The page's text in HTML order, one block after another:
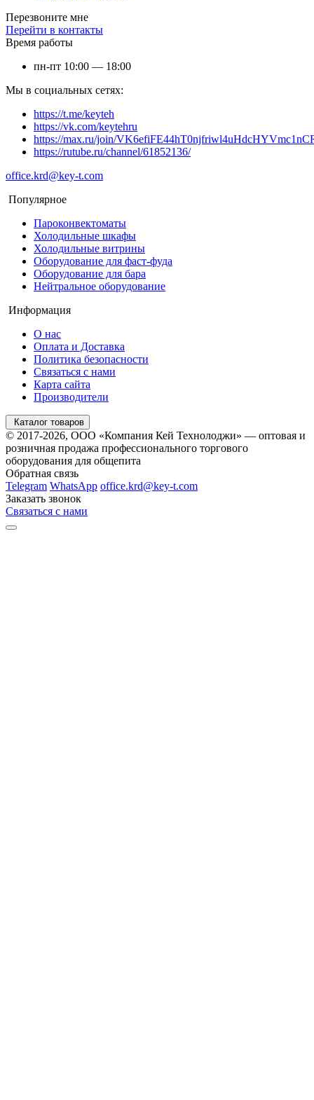
Перезвоните мне
Перейти в контакты
Время работы
пн-пт 10:00 — 18:00
Мы в социальных сетях:
https://t.me/keyteh
https://vk.com/keytehru
https://max.ru/join/
https://rutube.ru/channel/61852136/
office.krd@key-t.com
Популярное
Пароконвектоматы
Холодильные шкафы
Холодильные витрины
Оборудование для фаст-фуда
Оборудование для бара
Нейтральное оборудование
Информация
О нас
Оплата и Доставка
Политика безопасности
Связаться с нами
Карта сайта
Производители
Каталог товаров
© 2017-2026, ООО «Компания Кей Технолоджи» — оптовая и
розничная продажа профессионального торгового
оборудования для общепита
Обратная связь
Telegram WhatsApp office.krd@key-t.com
Заказать звонок
Связаться с нами